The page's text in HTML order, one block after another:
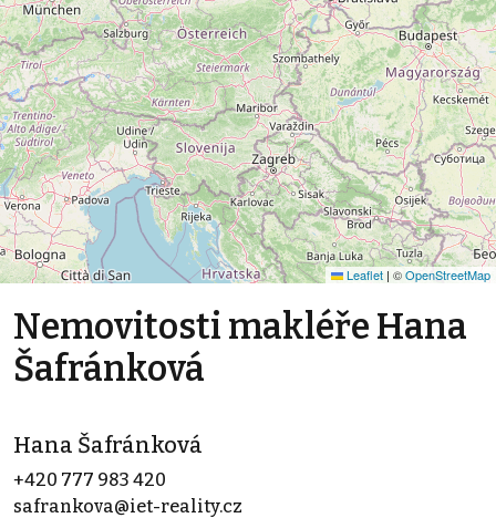
Leaflet | ©OpenStreetMap
Nemovitosti makléře Hana
Šafránková
Hana Šafránková
+420 777 983 420
safrankova@iet-reality.cz